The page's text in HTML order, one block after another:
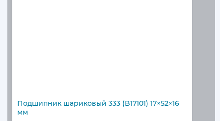
Подшипник шариковый 333 (B17101) 17×52×16
мм